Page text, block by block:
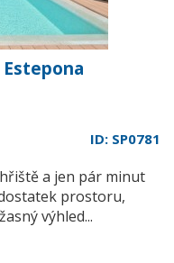
ID: SP0781
a jen pár minut
prostoru,
výhled...